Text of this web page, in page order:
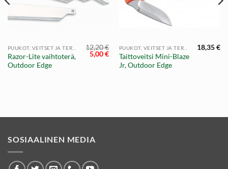
Razor-Lite vaihtoterä,
Outdoor Edge
12,20€
Alkuperäinen
hinta
5,00€Nykyinen
hintaTaittoveitsi Mini-Blaze
Jr, Outdoor Edge
18,35€
SOSIAALINEN MEDIA